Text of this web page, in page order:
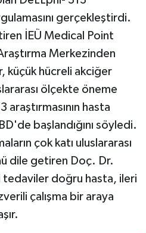
gerçekleştirdi.
İEÜ Medical Point
Merkezinden
küçük hücreli akciğer
ölçekte öneme
hasta
başlandığını söyledi.
çok katı uluslararası
dile getiren Doç. Dr.
tedaviler doğru hasta, ileri
çalışma bir araya